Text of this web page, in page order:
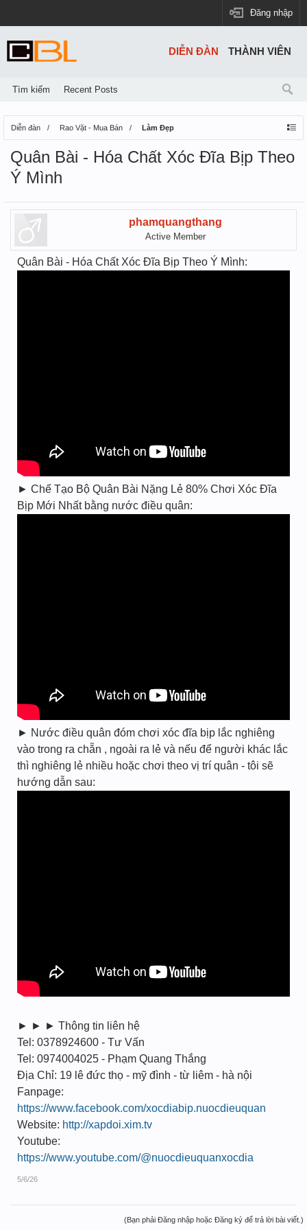
Đăng nhập
Diễn đàn Rao Vặt - Mua Bán Làm Đẹp
Quân Bài - Hóa Chất Xóc Đĩa Bịp Theo
Ý Mình
phamquangthang
Active Member
Quân Bài - Hóa Chất Xóc Đĩa Bịp Theo Ý Mình:
► Chế Tạo Bộ Quân Bài Nặng Lẻ 80% Chơi Xóc Đĩa
Bịp Mới Nhất bằng nước điều quân:
► Nước điều quân đóm chơi xóc đĩa bịp lắc nghiêng
vào trong ra chẵn , ngoài ra lẻ và nếu để người khác lắc
thì nghiêng lẻ nhiều hoặc chơi theo vị trí quân - tôi sẽ
hướng dẫn sau:
► ► ► Thông tin liên hệ
Tel: 0378924600 - Tư Vấn
Tel: 0974004025 - Phạm Quang Thắng
Địa Chỉ: 19 lê đức thọ - mỹ đình - từ liêm - hà nội
Fanpage:
https://www.facebook.com/xocdiabip.nuocdieuquan
Website: http://xapdoi.xim.tv
Youtube:
https://www.youtube.com/@nuocdieuquanxocdia
5/6/26
(Bạn phải Đăng nhập hoặc Đăng ký để trả lời bài viết.)
DIỄN ĐÀN
Tìm kiếm Recent Posts
THÀNH VIÊN